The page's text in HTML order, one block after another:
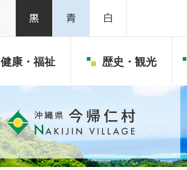
健康・福祉 歴史・観光